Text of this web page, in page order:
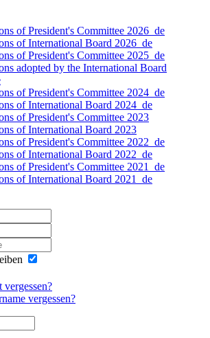
of President's Committee 2026_de
of International Board 2026_de
of President's Committee 2025_de
adopted by the International Board
of President's Committee 2024_de
of International Board 2024_de
of President's Committee 2023
of International Board 2023
of President's Committee 2022_de
of International Board 2022_de
of President's Committee 2021_de
of International Board 2021_de
vergessen?
vergessen?